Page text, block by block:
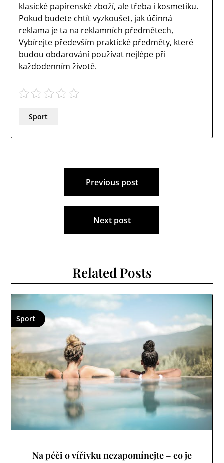
klasické papírenské zboží, ale třeba i kosmetiku.
Pokud budete chtít vyzkoušet, jak účinná
reklama je ta na reklamních předmětech,
Vybírejte především praktické předměty, které
budou obdarování používat nejlépe při
každodenním životě.
Sport
příspěvek
Previous post
Next post
Related Posts
Sport
Na péči o vířivku nezapomínejte – co je